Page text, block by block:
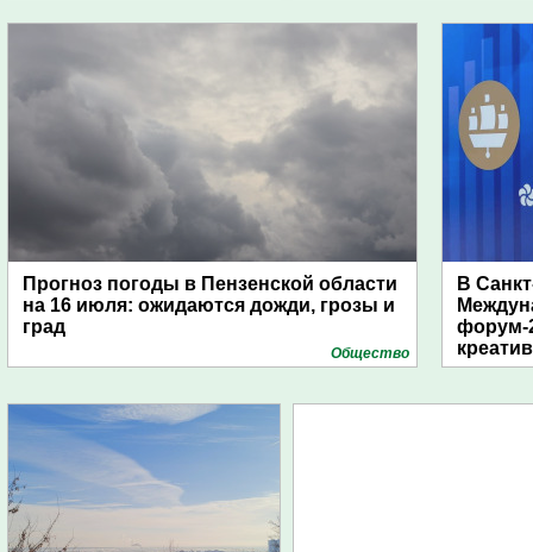
Прогноз погоды в Пензенской области
на 16 июля: ожидаются дожди, грозы и
град
Общество
В
форум-